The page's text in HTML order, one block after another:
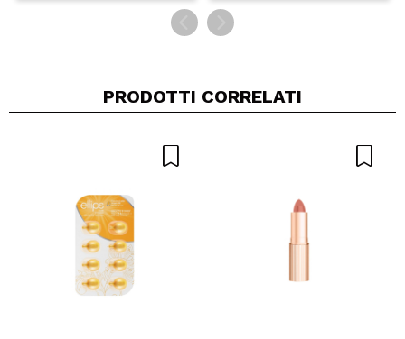
assorbito meglio. Funziona rompendo i legami tra
le vecchie cellule della pelle e rilasciandoli, in
rinnovamento della pelle, portando in superficie
giovane e rugiadoso. Non combinare con altri acidi
diretti o con vitamina A per evitare un'eccessiva
Questo set ti aiuterà a svolgere una routine di cura
della pelle, particolarmente adatta per la pelle spenta
PRODOTTI CORRELATI